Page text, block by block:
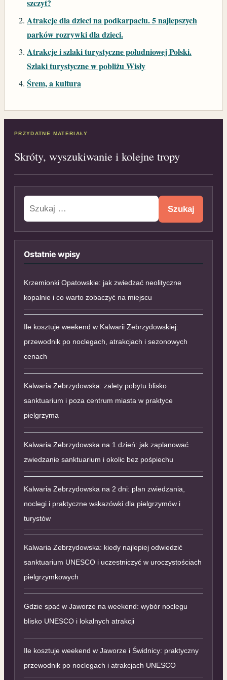
szczyt?
Atrakcje dla dzieci na podkarpaciu. 5 najlepszych
parków rozrywki dla dzieci.
Atrakcje i szlaki turystyczne południowej Polski.
Szlaki turystyczne w pobliżu Wisły
Śrem, a kultura
PRZYDATNE MATERIAŁY
Skróty, wyszukiwanie i kolejne tropy
Szukaj:
Ostatnie wpisy
Krzemionki Opatowskie: jak zwiedzać neolityczne
kopalnie i co warto zobaczyć na miejscu
Ile kosztuje weekend w Kalwarii Zebrzydowskiej:
przewodnik po noclegach, atrakcjach i sezonowych
cenach
Kalwaria Zebrzydowska: zalety pobytu blisko
sanktuarium i poza centrum miasta w praktyce
pielgrzyma
Kalwaria Zebrzydowska na 1 dzień: jak zaplanować
zwiedzanie sanktuarium i okolic bez pośpiechu
Kalwaria Zebrzydowska na 2 dni: plan zwiedzania,
noclegi i praktyczne wskazówki dla pielgrzymów i
turystów
Kalwaria Zebrzydowska: kiedy najlepiej odwiedzić
sanktuarium UNESCO i uczestniczyć w uroczystościach
pielgrzymkowych
Gdzie spać w Jaworze na weekend: wybór noclegu
blisko UNESCO i lokalnych atrakcji
Ile kosztuje weekend w Jaworze i Świdnicy: praktyczny
przewodnik po noclegach i atrakcjach UNESCO